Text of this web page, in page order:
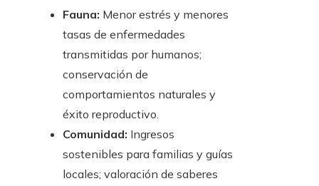
Fauna: Menor estrés y menores
tasas de enfermedades
transmitidas por humanos;
conservación de
comportamientos naturales y
éxito reproductivo.
Comunidad: Ingresos
sostenibles para familias y guías
locales; valoración de saberes